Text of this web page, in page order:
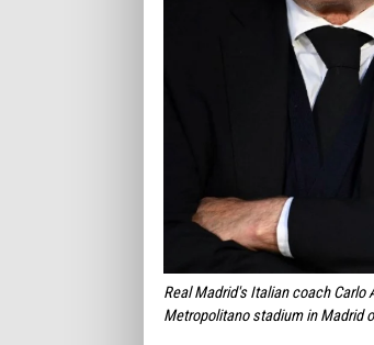
Real Madrid's Italian coach
Metropolitano stadium in Madrid